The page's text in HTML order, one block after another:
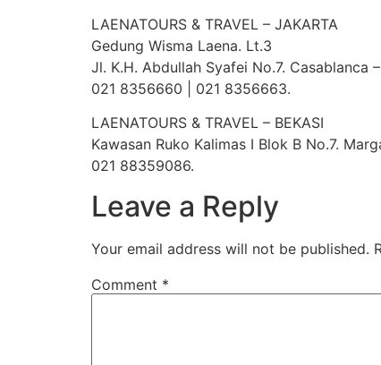
LAENATOURS & TRAVEL – JAKARTA
Gedung Wisma Laena. Lt.3
Jl. K.H. Abdullah Syafei No.7. Casablanca
021 8356660 | 021 8356663.
LAENATOURS & TRAVEL – BEKASI
Kawasan Ruko Kalimas I Blok B No.7.
021 88359086.
Leave a Reply
Your email address will not be published.
Comment *